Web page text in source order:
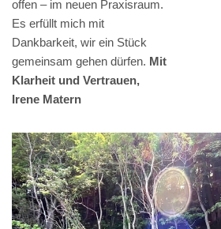
offen – im neuen Praxisraum.
Es erfüllt mich mit
Dankbarkeit, wir ein Stück
gemeinsam gehen dürfen. Mit
Klarheit und Vertrauen,
Irene Matern